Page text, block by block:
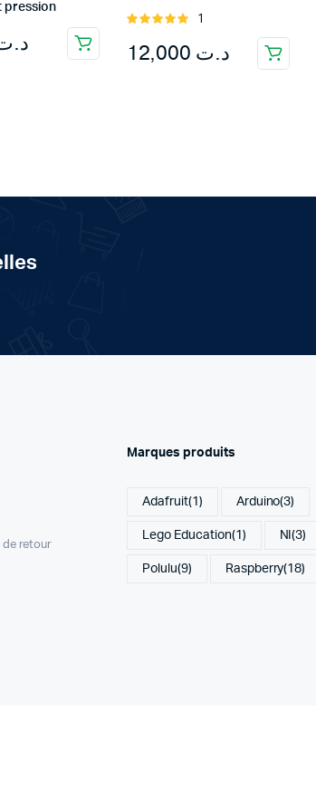
pression
Rated
1
د.ت
de retour
Marques produits
Adafruit(1) Arduino(3)
Lego Education(1) NI(3)
Polulu(9) Raspberry(18)